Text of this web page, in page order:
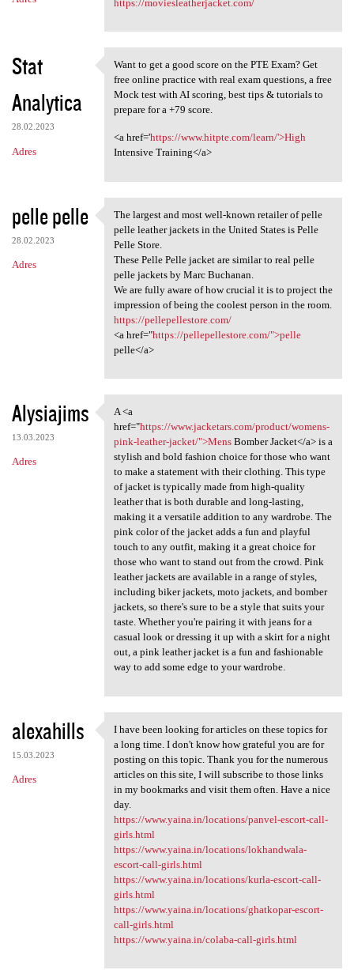
https://moviesleatherjacket.com/
Stat
Analytica
28.02.2023
Adres
Want to get a good score on
Want to get a good score on the PTE Exam? Get
free online practice with real exam questions, a free
Mock test with AI scoring, best tips & tutorials to
prepare for a +79 score.
<a href='https://www.hitpte.com/learn/'>High
Intensive Training</a>
pelle pelle
28.02.2023
Adres
The largest and most well
The largest and most well-known retailer of pelle
pelle leather jackets in the United States is Pelle
Pelle Store.
These Pelle Pelle jacket are similar to real pelle
pelle jackets by Marc Buchanan.
We are fully aware of how crucial it is to project the
impression of being the coolest person in the room.
https://pellepellestore.com/
<a href="https://pellepellestore.com/">pelle
pelle</a>
Alysiajims
13.03.2023
Adres
A <a href="https://www
A <a
href="https://www.jacketars.com/product/womens-
pink-leather-jacket/">MensBomber Jacket</a> is a
stylish and bold fashion choice for those who want
to make a statement with their clothing. This type
of jacket is typically made from high-quality
leather that is both durable and long-lasting,
making it a versatile addition to any wardrobe. The
pink color of the jacket adds a fun and playful
touch to any outfit, making it a great choice for
those who want to stand out from the crowd. Pink
leather jackets are available in a range of styles,
including biker jackets, moto jackets, and bomber
jackets, so there's sure to be a style that suits your
taste. Whether you're pairing it with jeans for a
casual look or dressing it up with a skirt for a night
out, a pink leather jacket is a fun and fashionable
way to add some edge to your wardrobe.
alexahills
15.03.2023
Adres
I have been looking for
I have been looking for articles on these topics for
a long time. I don't know how grateful you are for
posting on this topic. Thank you for the numerous
articles on this site, I will subscribe to those links
in my bookmarks and visit them often. Have a nice
day.
https://www.yaina.in/locations/panvel-escort-call-
girls.html
https://www.yaina.in/locations/lokhandwala-
escort-call-girls.html
https://www.yaina.in/locations/kurla-escort-call-
girls.html
https://www.yaina.in/locations/ghatkopar-escort-
call-girls.html
https://www.yaina.in/colaba-call-girls.html